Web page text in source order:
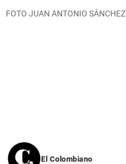
FOTO JUAN ANTONIO SÁNCHEZ
El Colombiano